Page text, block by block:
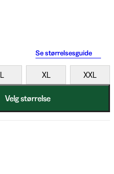
Se størrelsesguide
L XL XXL
Velg størrelse